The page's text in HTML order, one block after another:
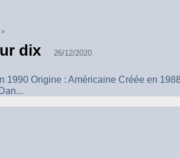
»
dix 26/12/2020
1990 Origine : Américaine Créée en